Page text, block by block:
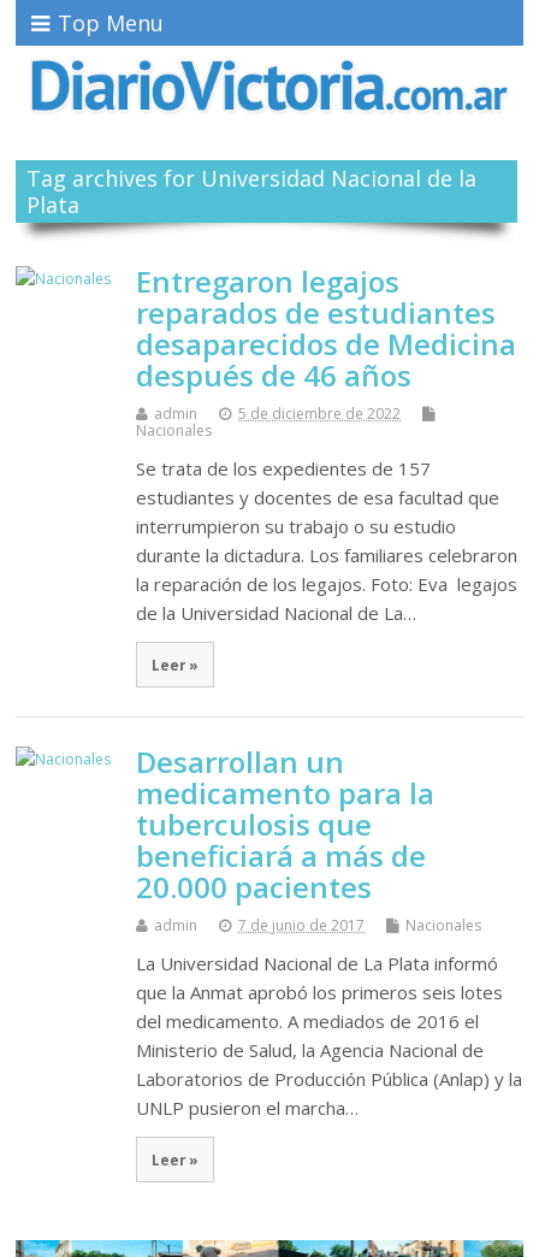
Top Menu
Tag archives for Universidad Nacional de la
Plata
Entregaron legajos
reparados de estudiantes
desaparecidos de Medicina
después de 46 años
admin
5 de diciembre de 2022
Nacionales
Se trata de los expedientes de 157
estudiantes y docentes de esa facultad que
interrumpieron su trabajo o su estudio
durante la dictadura. Los familiares celebraron
la reparación de los legajos. Foto: Eva legajos
de la Universidad Nacional de La…
Leer »
Desarrollan un
medicamento para la
tuberculosis que
beneficiará a más de
20.000 pacientes
admin 7 de junio de 2017 Nacionales
La Universidad Nacional de La Plata informó
que la Anmat aprobó los primeros seis lotes
del medicamento. A mediados de 2016 el
Ministerio de Salud, la Agencia Nacional de
Laboratorios de Producción Pública (Anlap) y la
UNLP pusieron el marcha…
Leer »